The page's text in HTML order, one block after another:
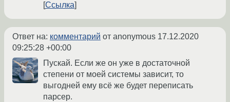
Ссылка
Ответ на: комментарий от anonymous 17.12.2020
09:25:28 +00:00
Пускай. Если же он уже в достаточной
степени от моей системы зависит, то
выгодней ему всё же будет переписать
парсер.